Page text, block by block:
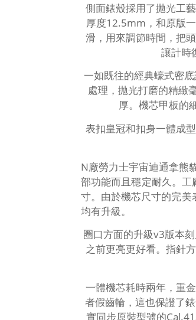
側面錶殼採用了拋光工
厚度12.5mm，和原版
滑，用來調節時間，把
讓計時
一如既往的經典蠔式密
處理，拋光打磨的精緻
厚。機芯甲板的
表扣皇冠和扣身一體成
N廠勞力士宇宙迪通拿熊
部功能而且穩定耐久。
寸。由於機芯尺寸的完
均有升級。
圈口方面的升級v3版本
之前更亮更好看。指針
一體機芯耗時兩年，重
者假齒輪，這也保證了
實同步原裝型號的